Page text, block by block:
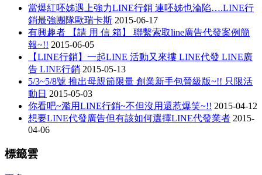
當爆紅呸姊遇上強力LINE行銷 連呸姊也淪陷….LINE行
銷最強團隊歐瑞卡斯 2015-06-17
有興趣者 【請 用 信 箱】 聯繫索取line廣告代發案例簡
報~!! 2015-06-05
【LINE行銷】一起LINE 活動又來摟 LINE代發 LINE廣
告 LINE行銷 2015-05-13
5/3~5/8號 推出母親節限量 創業新手包晉級版~!! 只限活
動日 2015-05-03
你看吧~濫用LINE行銷~不但沒用還惹爆笑~!! 2015-04-12
想要LINE代發廣告但有該如何選擇LINE代發業者 2015-
04-06
標籤雲